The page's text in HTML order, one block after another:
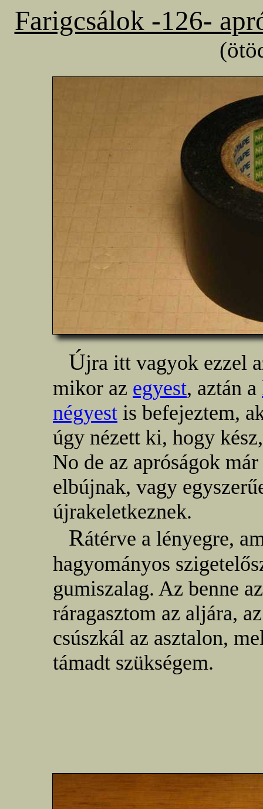
Farigcsálok -126-
Újra itt vagyok ezzel
mikor az egyest, aztán a
négyest is befejeztem,
úgy nézett ki, hogy
No de az apróságok
elbújnak, vagy
újrakeletkeznek.
Rátérve a lényegre,
hagyományos
gumiszalag. Az benne
ráragasztom az aljára,
csúszkál az asztalon,
támadt szükségem.